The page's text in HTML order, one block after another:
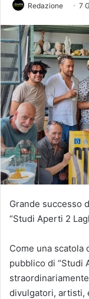
Redazione 7
Grande successo
“Studi Aperti 2
Come una
pubblico di “Studi
divulgatori, artisti,